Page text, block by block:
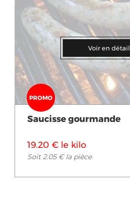
Voir en détail
PROMO
Saucisse gourmande
19.20 € le kilo
Soit 2.05 € la pièce